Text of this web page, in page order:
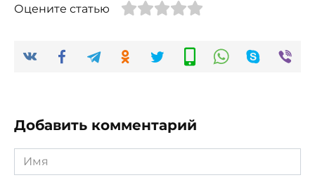
Оцените статью
Добавить комментарий
Имя
*